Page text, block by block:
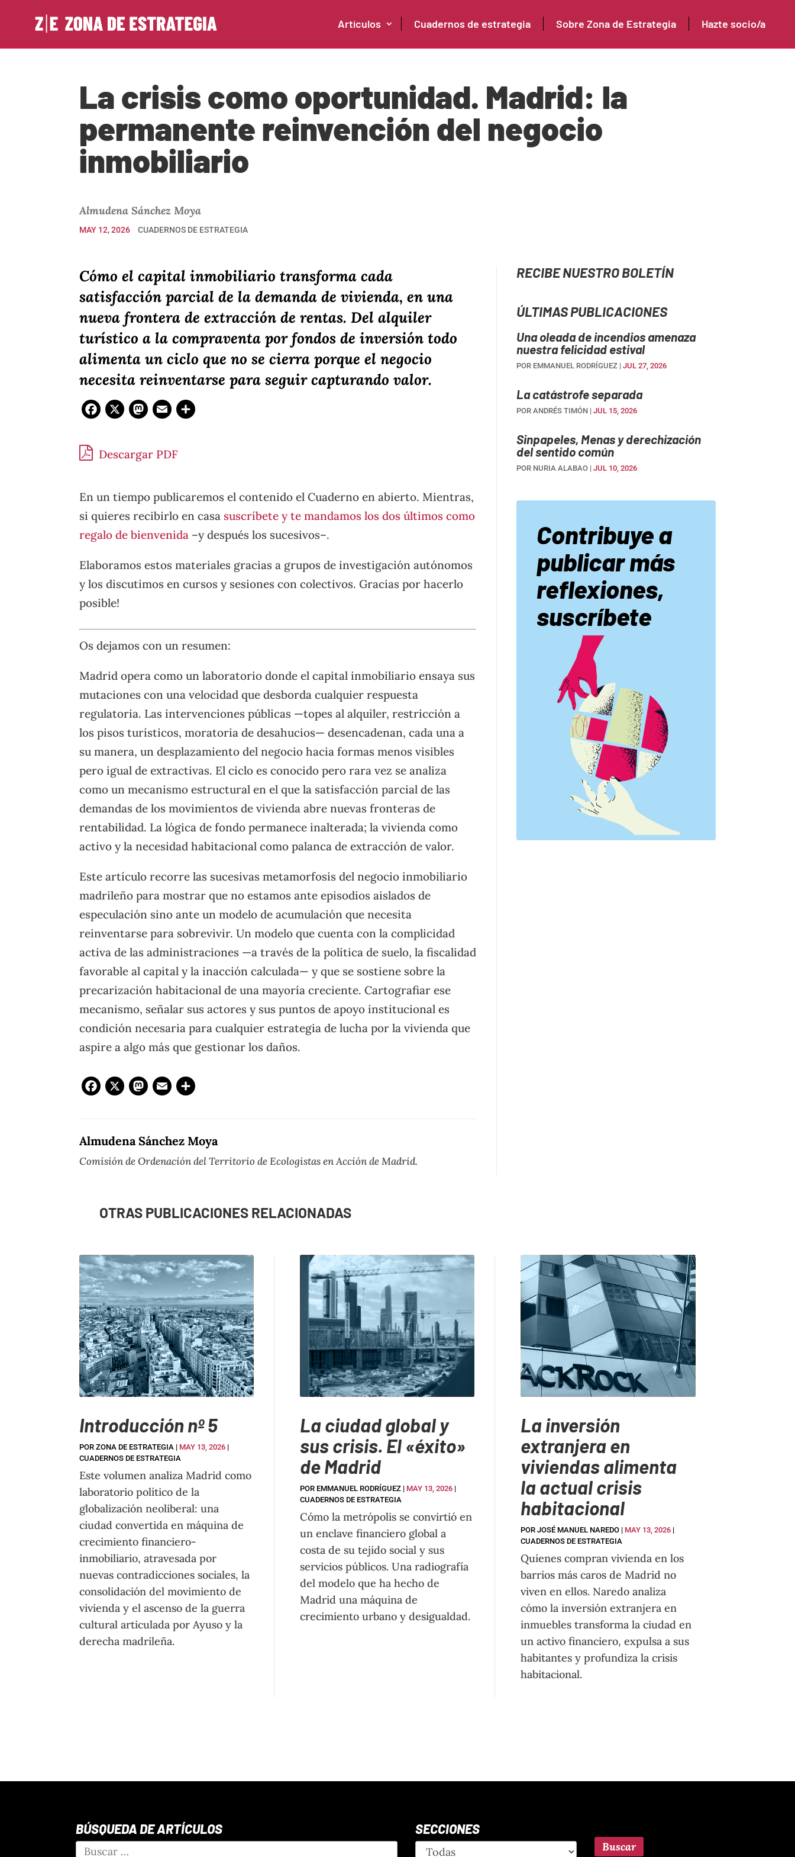
Artículos Cuadernos de estrategia Sobre Zona de Estrategia Hazte socio/a
La crisis como oportunidad. Madrid: la
permanente reinvención del negocio
inmobiliario
Almudena Sánchez Moya
MAY 12, 2026 CUADERNOS DE ESTRATEGIA
Cómo el capital inmobiliario transforma cada
satisfacción parcial de la demanda de vivienda, en una
nueva frontera de extracción de rentas. Del alquiler
turístico a la compraventa por fondos de inversión todo
alimenta un ciclo que no se cierra porque el negocio
necesita reinventarse para seguir capturando valor.
Facebook
X Mastodon
Email
Descargar PDF
En un tiempo publicaremos el contenido el Cuaderno en abierto. Mientras,
si quieres recibirlo en casa suscríbete y te mandamos los dos últimos como
regalo de bienvenida –y después los sucesivos–.
Elaboramos estos materiales gracias a grupos de investigación autónomos
y los discutimos en cursos y sesiones con colectivos. Gracias por hacerlo
posible!
Os dejamos con un resumen:
Madrid opera como un laboratorio donde el capital inmobiliario ensaya sus
mutaciones con una velocidad que desborda cualquier respuesta
regulatoria. Las intervenciones públicas —topes al alquiler, restricción a
los pisos turísticos, moratoria de desahucios— desencadenan, cada una a
su manera, un desplazamiento del negocio hacia formas menos visibles
pero igual de extractivas. El ciclo es conocido pero rara vez se analiza
como un mecanismo estructural en el que la satisfacción parcial de las
demandas de los movimientos de vivienda abre nuevas fronteras de
rentabilidad. La lógica de fondo permanece inalterada; la vivienda como
activo y la necesidad habitacional como palanca de extracción de valor.
Este artículo recorre las sucesivas metamorfosis del negocio inmobiliario
madrileño para mostrar que no estamos ante episodios aislados de
especulación sino ante un modelo de acumulación que necesita
reinventarse para sobrevivir. Un modelo que cuenta con la complicidad
activa de las administraciones —a través de la política de suelo, la fiscalidad
favorable al capital y la inacción calculada— y que se sostiene sobre la
precarización habitacional de una mayoría creciente. Cartografiar ese
mecanismo, señalar sus actores y sus puntos de apoyo institucional es
condición necesaria para cualquier estrategia de lucha por la vivienda que
aspire a algo más que gestionar los daños.
Facebook
X Mastodon
Email
Almudena Sánchez Moya
Comisión de Ordenación del Territorio de Ecologistas en Acción de Madrid.
RECIBE NUESTRO BOLETÍN
ÚLTIMAS PUBLICACIONES
Una oleada de incendios amenaza
nuestra felicidad estival
POR EMMANUEL RODRÍGUEZ| JUL 27, 2026
La catástrofe separada
POR ANDRÉS TIMÓN| JUL 15, 2026
Sinpapeles, Menas y derechización
del sentido común
POR NURIA ALABAO| JUL 10, 2026
Contribuye a
publicar más
reflexiones,
suscríbete
OTRAS PUBLICACIONES RELACIONADAS
Introducción nº 5
PORZONA DE ESTRATEGIA | MAY 13, 2026 |
CUADERNOS DE ESTRATEGIA
Este volumen analiza Madrid como
laboratorio político de la
globalización neoliberal: una
ciudad convertida en máquina de
crecimiento financiero-
inmobiliario, atravesada por
nuevas contradicciones sociales, la
consolidación del movimiento de
vivienda y el ascenso de la guerra
cultural articulada por Ayuso y la
derecha madrileña.
La ciudad global y
sus crisis. El «éxito»
de Madrid
POR EMMANUEL RODRÍGUEZ | MAY 13, 2026 |
CUADERNOS DE ESTRATEGIA
Cómo la metrópolis se convirtió en
un enclave financiero global a
costa de su tejido social y sus
servicios públicos. Una radiografía
del modelo que ha hecho de
Madrid una máquina de
crecimiento urbano y desigualdad.
La inversión
extranjera en
viviendas alimenta
la actual crisis
habitacional
POR JOSÉ MANUEL NAREDO| MAY 13, 2026|
CUADERNOS DE ESTRATEGIA
Quienes compran vivienda en los
barrios más caros de Madrid no
viven en ellos. Naredo analiza
cómo la inversión extranjera en
inmuebles transforma la ciudad en
un activo financiero, expulsa a sus
habitantes y profundiza la crisis
habitacional.
BÚSQUEDA DE ARTÍCULOS SECCIONES